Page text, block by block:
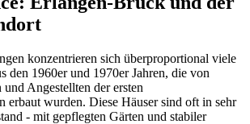
konzentrieren sich überproportional viele
den 1960er und 1970er Jahren, die von
und Angestellten der ersten
erbaut wurden. Diese Häuser sind oft in sehr
- mit gepflegten Gärten und stabiler